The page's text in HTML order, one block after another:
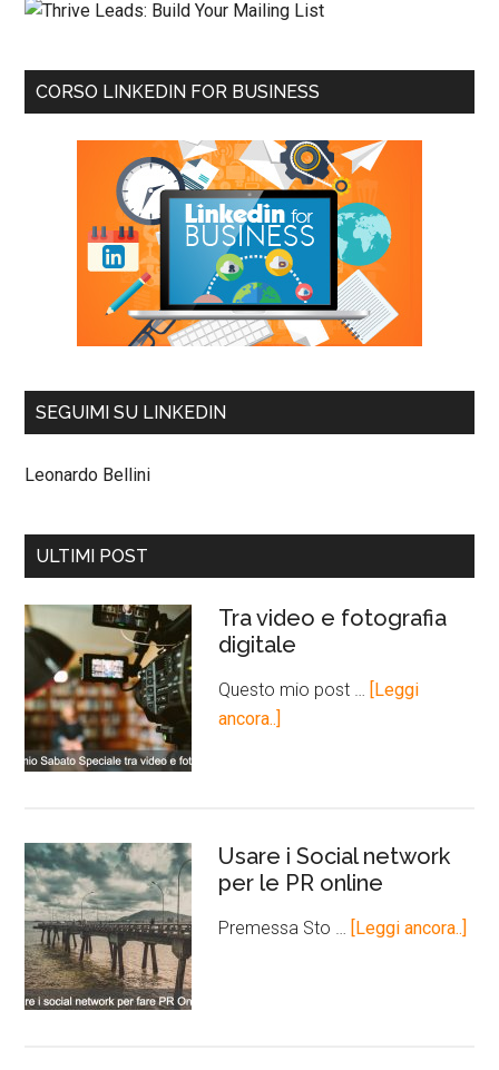
CORSO LINKEDIN FOR BUSINESS
SEGUIMI SU LINKEDIN
Leonardo Bellini
ULTIMI POST
Tra video e fotografia
digitale
Questo mio post … [Leggi
ancora..]
Usare i Social network
per le PR online
Premessa Sto … [Leggi ancora..]